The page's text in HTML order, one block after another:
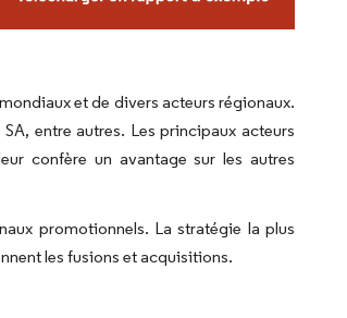
et de divers acteurs régionaux.
entre autres. Les principaux acteurs
confère un avantage sur les autres
promotionnels. La stratégie la plus
les fusions et acquisitions.